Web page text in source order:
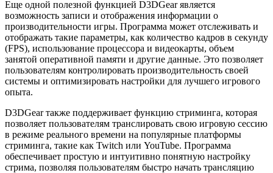
Еще одной полезной функцией D3DGear является
возможность записи и отображения информации о
производительности игры. Программа может отслеживать и
отображать такие параметры, как количество кадров в секунду
(FPS), использование процессора и видеокарты, объем
занятой оперативной памяти и другие данные. Это позволяет
пользователям контролировать производительность своей
системы и оптимизировать настройки для лучшего игрового
опыта.
D3DGear также поддерживает функцию стриминга, которая
позволяет пользователям транслировать свою игровую сессию
в режиме реального времени на популярные платформы
стриминга, такие как Twitch или YouTube. Программа
обеспечивает простую и интуитивно понятную настройку
стрима, позволяя пользователям быстро начать трансляцию